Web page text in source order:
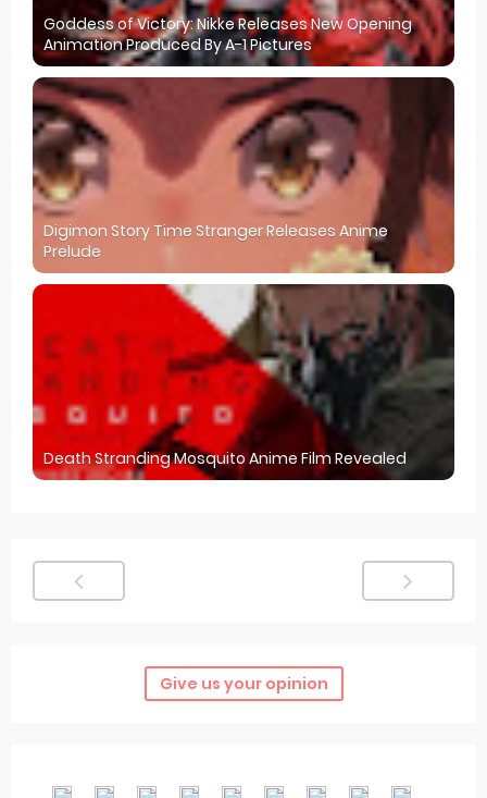
Goddess of Victory: Nikke Releases New Opening
Animation Produced By A-1 Pictures
Digimon Story Time Stranger Releases Anime
Prelude
Death Stranding Mosquito Anime Film Revealed
Give us your opinion